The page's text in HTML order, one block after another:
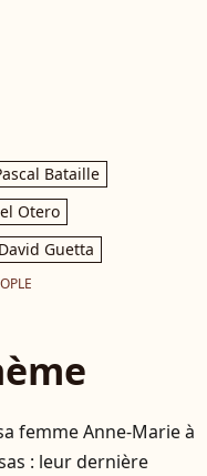
Bataille
Otero
David Guetta
femme Anne-Marie à
: leur dernière